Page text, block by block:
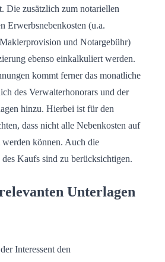
Die zusätzlich zum notariellen
Erwerbsnebenkosten (u.a.
und Notargebühr)
ebenso einkalkuliert werden.
kommt ferner das monatliche
des Verwalterhonorars und der
hinzu. Hierbei ist für den
dass nicht alle Nebenkosten auf
können. Auch die
Kaufs sind zu berücksichtigen.
Unterlagen
Interessent den